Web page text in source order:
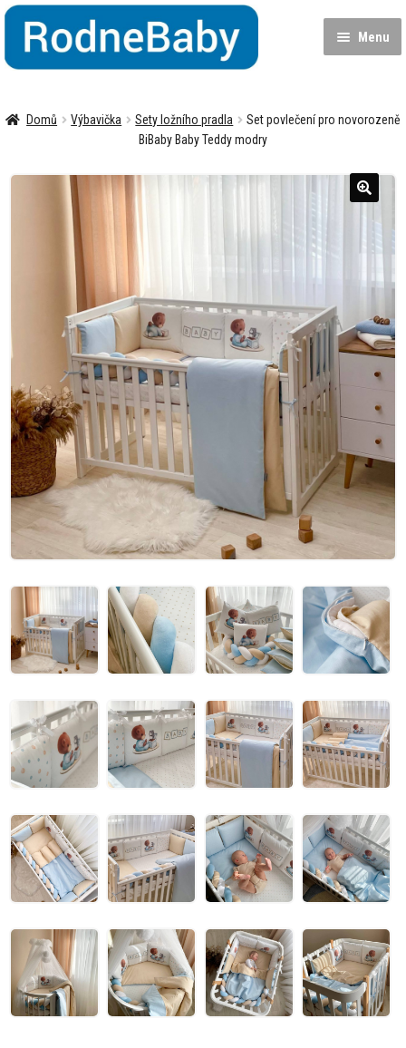
Přeskočit
navigaci
Přejít
obsahu
Menu
Matrace
menu
Domů Výbavička Sety ložního pradla
Set povlečení pro novorozeně
BiBaby Baby Teddy modry